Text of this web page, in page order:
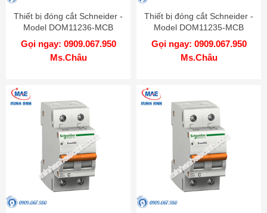
Thiết bị đóng cắt Schneider -
Model DOM11236-MCB
Gọi ngay: 0909.067.950
Ms.Châu
Thiết bị đóng cắt Schneider -
Model DOM11235-MCB
Gọi ngay: 0909.067.950
Ms.Châu